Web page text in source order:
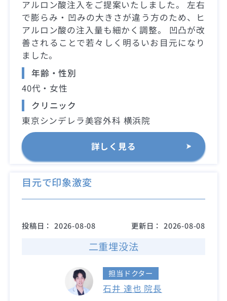
アルロン酸注入をご提案いたしました。 左右
で膨らみ・凹みの大きさが違う方のため、ヒ
アルロン酸の注入量も細かく調整。 凹凸が改
善されることで若々しく明るいお目元になり
ました。
年齢・性別
40代・女性
クリニック
東京シンデレラ美容外科 横浜院
詳しく見る
目元で印象激変
投稿日： 2026-08-08 更新日： 2026-08-08
二重埋没法
担当ドクター
石井 達也 院長